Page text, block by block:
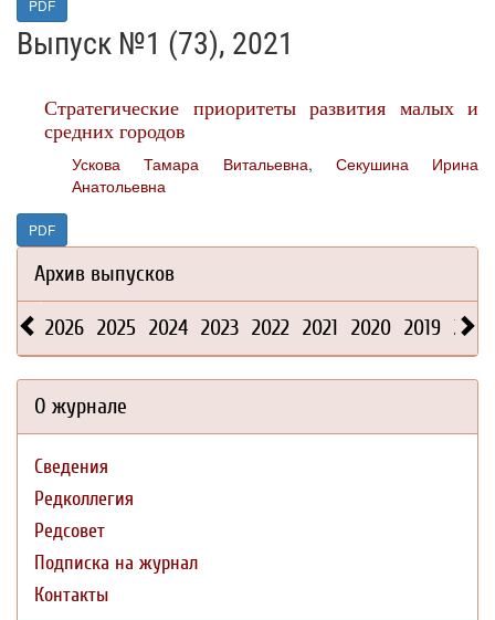
PDF
Выпуск №1 (73), 2021
Стратегические приоритеты развития малых и
средних городов
Ускова Тамара Витальевна, Секушина Ирина
Анатольевна
PDF
Архив выпусков
2026 2025 2024 2023 2022 2021 2020 2019 2018
О журнале
Сведения
Редколлегия
Редсовет
Подписка на журнал
Контакты